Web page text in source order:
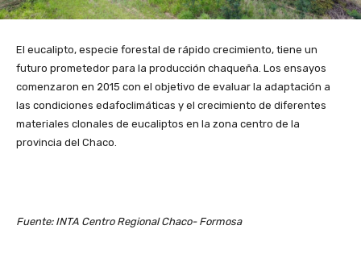
El eucalipto, especie forestal de rápido crecimiento, tiene un
futuro prometedor para la producción chaqueña. Los ensayos
comenzaron en 2015 con el objetivo de evaluar la adaptación a
las condiciones edafoclimáticas y el crecimiento de diferentes
materiales clonales de eucaliptos en la zona centro de la
provincia del Chaco.
Fuente: INTA Centro Regional Chaco- Formosa